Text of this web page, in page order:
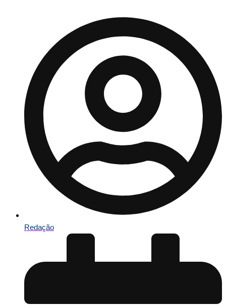
Redação